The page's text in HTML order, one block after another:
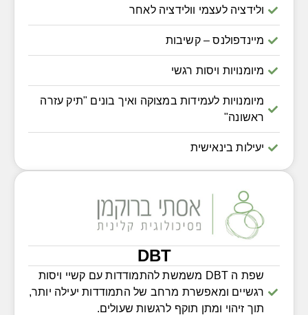
ולידציה לעצמי וולידציה לאחר
מיינדפולנס – קשיבות
מיומנויות ויסות רגשי
מיומנויות לעמידות במצוקה ואיך בונים "תיק עזרה
ראשונה"
יעילות בינאישית
DBT
שפת ה DBT משמשת להתמודדות עם קשיי ויסות
רגשיים ומאפשרת מרחב של התמודדות יעילה יותר,
תוך זיהוי ומתן תוקף לרגשות שעולים.